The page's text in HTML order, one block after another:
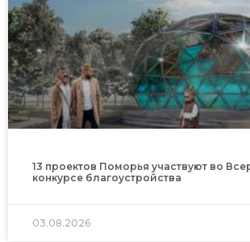
13 проектов Поморья участвуют во
конкурсе благоустройства
03.08.2026